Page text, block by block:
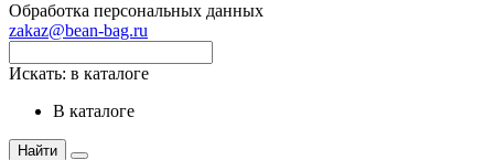
Обработка персональных данных
zakaz@bean-bag.ru
Искать: в каталоге
в каталоге
Найти